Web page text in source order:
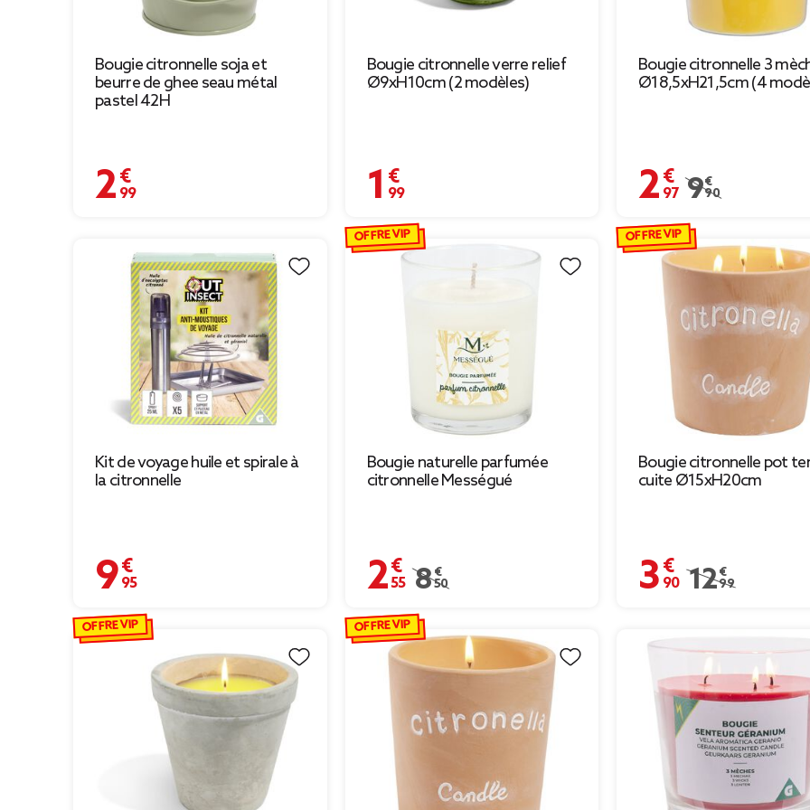
Bougie citronnelle soja et
beurre de ghee seau métal
pastel 42H
2,99 €
Bougie citronnelle verre relief
Ø9xH10cm (2 modèles)
1,99 €
Bougie citronnelle 3
Ø18,5xH21,5cm (4
2,97 €
Prix remisé de
9,90 €
Kit de voyage huile et spirale à
la citronnelle
9,95 €
Bougie naturelle parfumée
citronnelle Mességué
2,55 €
Prix remisé de 8,50 € à 2,55 €
8,50 €
OFFRE VIP
Bougie citronnelle pot
cuite Ø15xH20cm
3,90 €
Prix remisé de
12,99 €
OFFRE VIP
OFFRE VIP OFFRE VIP